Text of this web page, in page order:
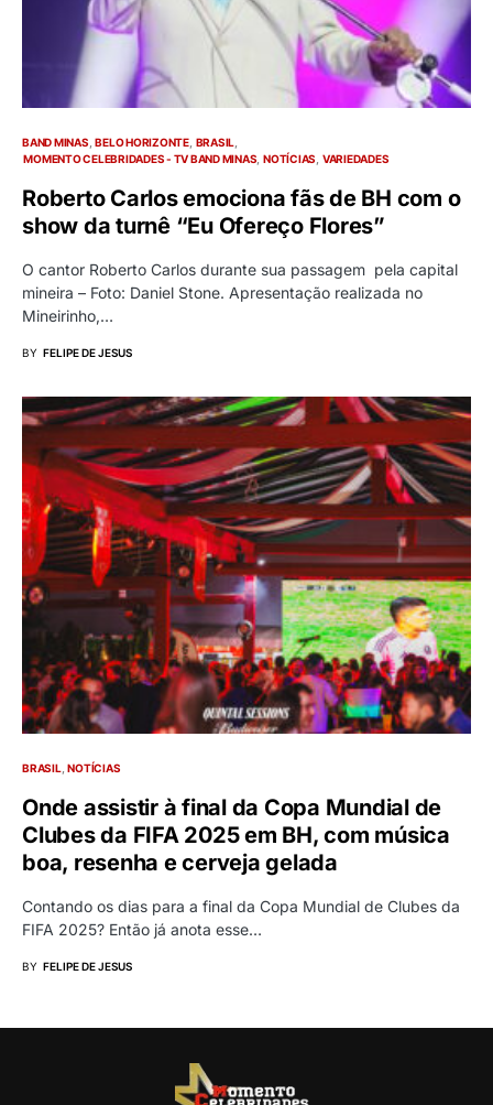
BAND MINAS BELO HORIZONTE BRASIL
MOMENTO CELEBRIDADES - TV BAND MINAS NOTÍCIAS VARIEDADES
Roberto Carlos emociona fãs de BH com o
show da turnê “Eu Ofereço Flores”
O cantor Roberto Carlos durante sua passagem pela capital
mineira – Foto: Daniel Stone. Apresentação realizada no
Mineirinho,…
BY FELIPE DE JESUS
BRASIL NOTÍCIAS
Onde assistir à final da Copa Mundial de
Clubes da FIFA 2025 em BH, com música
boa, resenha e cerveja gelada
Contando os dias para a final da Copa Mundial de Clubes da
FIFA 2025? Então já anota esse…
BY FELIPE DE JESUS